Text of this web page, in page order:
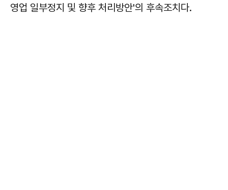
영업 일부정지 및 향후 처리방안'의 후속조치다.